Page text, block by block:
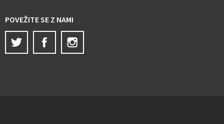
POVEŽITE SE Z NAMI
Twitter
Facebook